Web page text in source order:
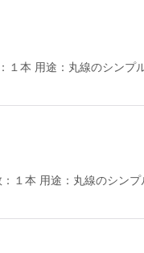
本 用途：丸線のシンプ
１本 用途：丸線のシン